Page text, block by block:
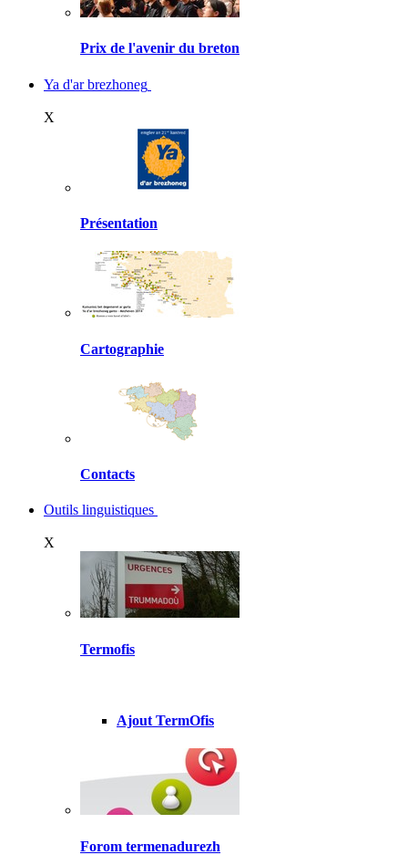
Prix de l'avenir du breton
Ya d'ar brezhoneg
X
Présentation
Cartographie
Contacts
Outils linguistiques
X
Termofis
Ajout TermOfis
Forom termenadurezh